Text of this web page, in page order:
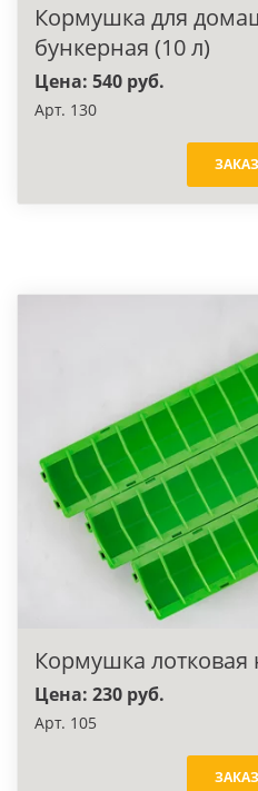
Кормушка для
бункерная (10 л)
Цена: 540 руб.
Арт. 130
Кормушка лотковая
Цена: 230 руб.
Арт. 105